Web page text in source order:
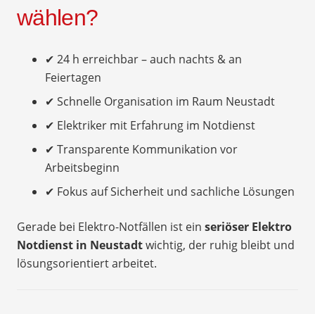
wählen?
✔ 24 h erreichbar – auch nachts & an
Feiertagen
✔ Schnelle Organisation im Raum Neustadt
✔ Elektriker mit Erfahrung im Notdienst
✔ Transparente Kommunikation vor
Arbeitsbeginn
✔ Fokus auf Sicherheit und sachliche Lösungen
Gerade bei Elektro-Notfällen ist ein seriöser Elektro
Notdienst in Neustadtwichtig, der ruhig bleibt und
lösungsorientiert arbeitet.